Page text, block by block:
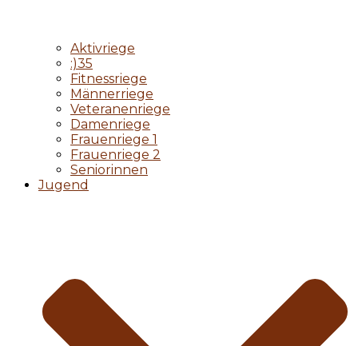
Aktivriege
:)35
Fitnessriege
Männerriege
Veteranenriege
Damenriege
Frauenriege 1
Frauenriege 2
Seniorinnen
Jugend